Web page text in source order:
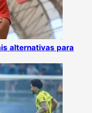
alternativas para